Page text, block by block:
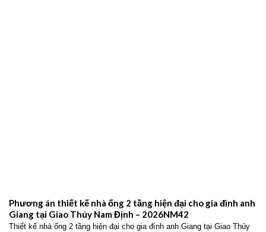
Phương án thiết kế nhà ống 2 tầng hiện đại cho gia đình anh
Giang tại Giao Thủy Nam Định – 2026NM42
Thiết kế nhà ống 2 tầng hiện đại cho gia đình anh Giang tại Giao Thủy